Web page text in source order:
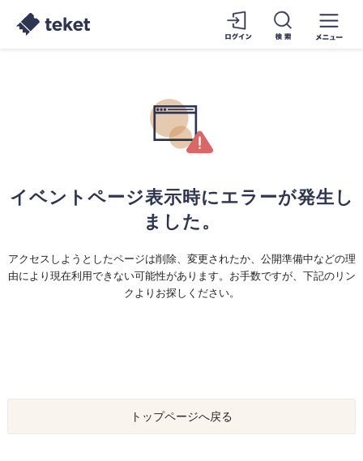
イベントページ表示時にエラーが発生し
ました。
アクセスしようとしたページは削除、変更されたか、公開準備中などの理
由により現在利用できない可能性があります。お手数ですが、下記のリン
クよりお探しください。
トップページへ戻る